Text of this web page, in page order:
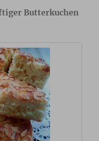
Butterkuchen